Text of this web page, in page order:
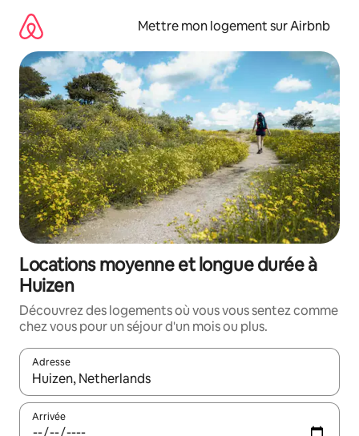
directement
contenu
Mettre mon logement sur Airbnb
Locations moyenne et longue durée à
Huizen
Découvrez des logements où vous vous sentez comme
chez vous pour un séjour d'un mois ou plus.
Adresse
Lorsque les résultats s'affichent, utilisez les flèches vers le
Arrivée